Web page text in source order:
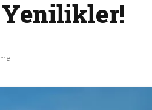
Yenilikler!